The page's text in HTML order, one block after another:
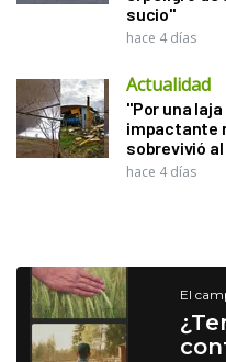
sucio"
hace 4 días
Actualidad
"Por una
impactante
sobrevivió
hace 4 días
El